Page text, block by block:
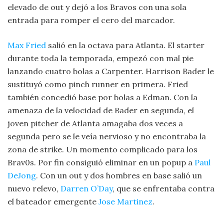
elevado de out y dejó a los Bravos con una sola
entrada para romper el cero del marcador.
Max Fried salió en la octava para Atlanta. El starter
durante toda la temporada, empezó con mal pie
lanzando cuatro bolas a Carpenter. Harrison Bader le
sustituyó como pinch runner en primera. Fried
también concedió base por bolas a Edman. Con la
amenaza de la velocidad de Bader en segunda, el
joven pitcher de Atlanta amagaba dos veces a
segunda pero se le veía nervioso y no encontraba la
zona de strike. Un momento complicado para los
Brav0s. Por fin consiguió eliminar en un popup a Paul
DeJong. Con un out y dos hombres en base salió un
nuevo relevo, Darren O’Day, que se enfrentaba contra
el bateador emergente Jose Martinez.